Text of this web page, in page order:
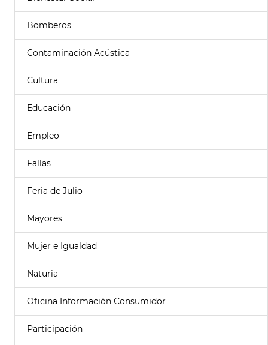
Bomberos
Contaminación Acústica
Cultura
Educación
Empleo
Fallas
Feria de Julio
Mayores
Mujer e Igualdad
Naturia
Oficina Información Consumidor
Participación